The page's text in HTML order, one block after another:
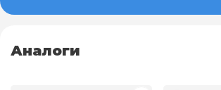
Аналоги